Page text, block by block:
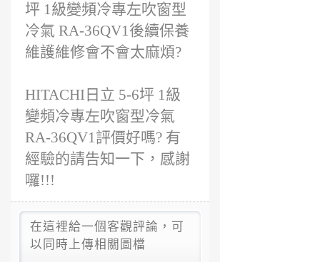
坪 1級變頻冷專左吹窗型
冷氣 RA-36QV1後續保養
維護維修會不會太麻煩?
HITACHI日立 5-6坪 1級
變頻冷專左吹窗型冷氣
RA-36QV1評價好嗎? 有
經驗的請告知一下，感謝
囉!!!